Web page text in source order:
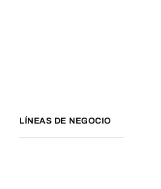
LÍNEAS DE NEGOCIO